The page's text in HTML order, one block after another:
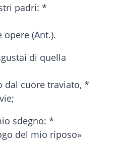
padri: *
(Ant.).
di quella
dal cuore traviato, *
sdegno: *
del mio riposo»